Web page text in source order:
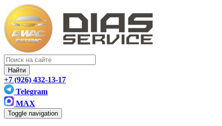
Найти
+7 (926) 432-13-17
Telegram
MAX
Toggle navigation